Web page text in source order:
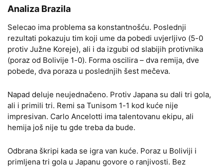
Analiza Brazila
Selecao ima problema sa konstantnošću. Poslednji
rezultati pokazuju tim koji ume da pobedi uvjerljivo (5-0
protiv Južne Koreje), ali i da izgubi od slabijih protivnika
(poraz od Bolivije 1-0). Forma oscilira – dva remija, dve
pobede, dva poraza u poslednjih šest mečeva.
Napad deluje neujednačeno. Protiv Japana su dali tri gola,
ali i primili tri. Remi sa Tunisom 1-1 kod kuće nije
impresivan. Carlo Ancelotti ima talentovanu ekipu, ali
hemija još nije tu gde treba da bude.
Odbrana škripi kada se igra van kuće. Poraz u Boliviji i
primljena tri gola u Japanu govore o ranjivosti. Bez